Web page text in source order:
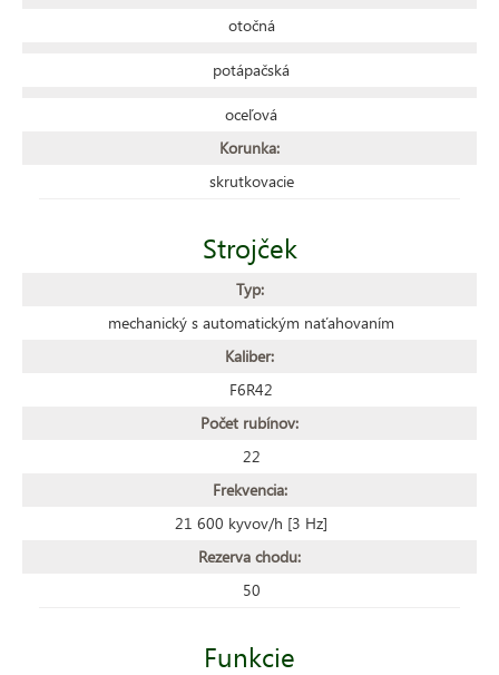
otočná
potápačská
oceľová
Korunka:
skrutkovacie
Strojček
Typ:
mechanický s automatickým naťahovaním
Kaliber:
F6R42
Počet rubínov:
22
Frekvencia:
21 600 kyvov/h [3 Hz]
Rezerva chodu:
50
Funkcie